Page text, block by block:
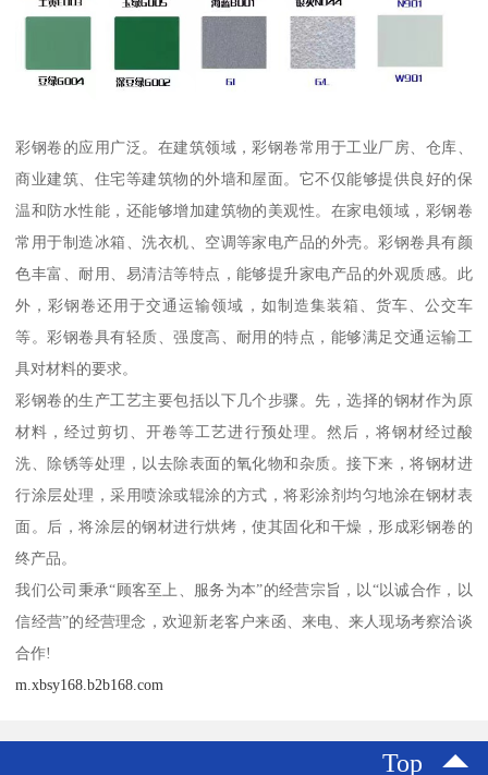
彩钢卷的应用广泛。在建筑领域，彩钢卷常用于工业厂房、仓库、
商业建筑、住宅等建筑物的外墙和屋面。它不仅能够提供良好的保
温和防水性能，还能够增加建筑物的美观性。在家电领域，彩钢卷
常用于制造冰箱、洗衣机、空调等家电产品的外壳。彩钢卷具有颜
色丰富、耐用、易清洁等特点，能够提升家电产品的外观质感。此
外，彩钢卷还用于交通运输领域，如制造集装箱、货车、公交车
等。彩钢卷具有轻质、强度高、耐用的特点，能够满足交通运输工
具对材料的要求。
彩钢卷的生产工艺主要包括以下几个步骤。先，选择的钢材作为原
材料，经过剪切、开卷等工艺进行预处理。然后，将钢材经过酸
洗、除锈等处理，以去除表面的氧化物和杂质。接下来，将钢材进
行涂层处理，采用喷涂或辊涂的方式，将彩涂剂均匀地涂在钢材表
面。后，将涂层的钢材进行烘烤，使其固化和干燥，形成彩钢卷的
终产品。
我们公司秉承“顾客至上、服务为本”的经营宗旨，以“以诚合作，以
信经营”的经营理念，欢迎新老客户来函、来电、来人现场考察洽谈
合作!
m.xbsy168.b2b168.com
Top